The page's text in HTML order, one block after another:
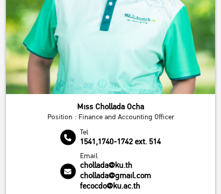
Miss Chollada Ocha
Position : Finance and Accounting Officer
Tel
1541,1740-1742 ext. 514
Email
chollada@ku.th
chollada@gmail.com
fecocdo@ku.ac.th